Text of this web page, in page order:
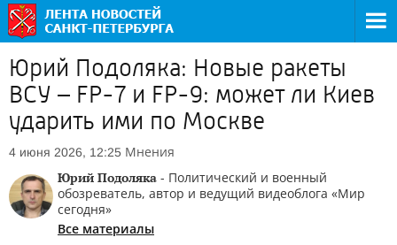
Юрий Подоляка: Новые ракеты
ВСУ – FP-7 и FP-9: может ли Киев
ударить ими по Москве
4 июня 2026, 12:25 Мнения
Юрий Подоляка - Политический и военный
обозреватель, автор и ведущий видеоблога «Мир
сегодня»
Все материалы